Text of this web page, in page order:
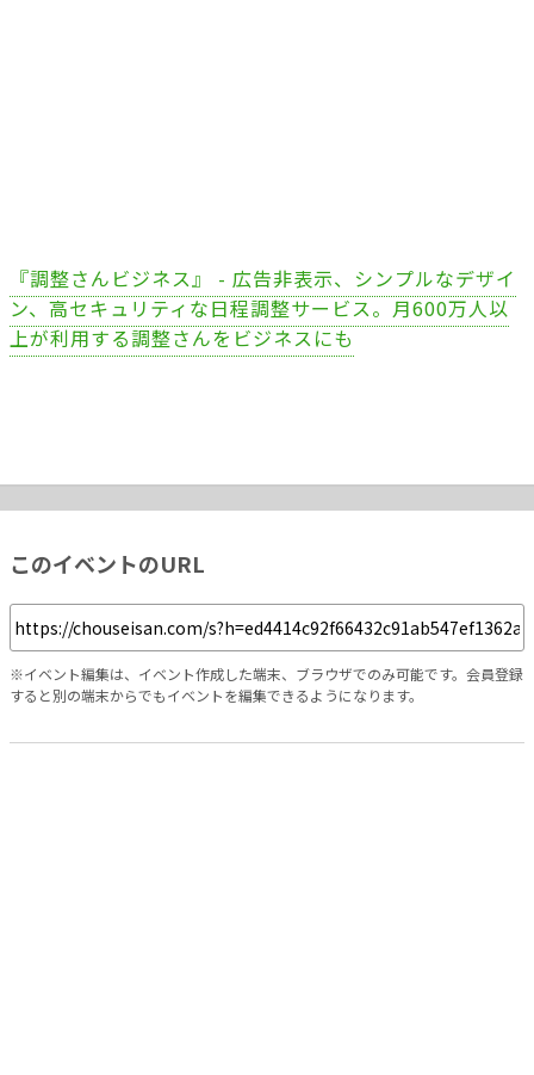
『調整さんビジネス』 - 広告非表示、シンプルなデザイ
ン、高セキュリティな日程調整サービス。月600万人以
上が利用する調整さんをビジネスにも
このイベントのURL
※イベント編集は、イベント作成した端末、ブラウザでのみ可能です。会員登録
すると別の端末からでもイベントを編集できるようになります。